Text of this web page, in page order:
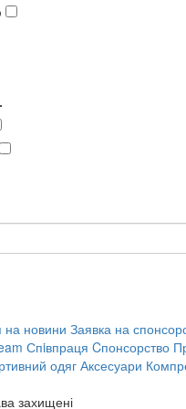
на новини Заявка на
Спiвпраця Cпонсорство
одягАксесуари
захищені